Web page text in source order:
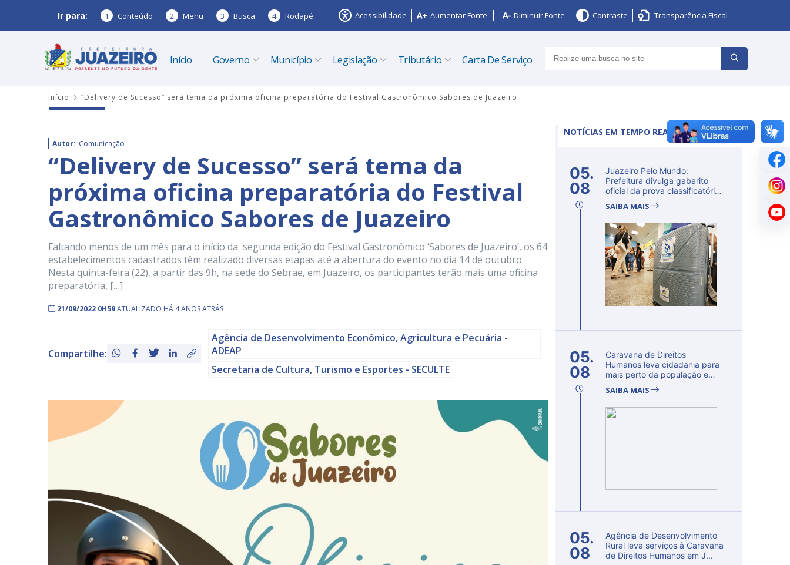
Ir para: 1 Conteúdo 2 Menu 3 Busca 4 Rodapé Acessibilidade Aumentar Fonte Diminuir Fonte Contraste Transparência Fiscal
Início Governo Município Legislação Tributário Carta De Serviço
Início “Delivery de Sucesso” será tema da próxima oficina preparatória do Festival Gastronômico Sabores de Juazeiro
Autor: Comunicação
“Delivery de Sucesso” será tema da
próxima oficina preparatória do Festival
Gastronômico Sabores de Juazeiro
Faltando menos de um mês para o início da segunda edição do Festival Gastronômico ‘Sabores de Juazeiro’, os 64
estabelecimentos cadastrados têm realizado diversas etapas até a abertura do evento no dia 14 de outubro.
Nesta quinta-feira (22), a partir das 9h, na sede do Sebrae, em Juazeiro, os participantes terão mais uma oficina
preparatória, […]
21/09/2022 0H59ATUALIZADO HÁ 4 ANOS ATRÁS
Compartilhe:
Agência de Desenvolvimento Econômico, Agricultura e Pecuária -
ADEAP
Secretaria de Cultura, Turismo e Esportes - SECULTE
NOTÍCIAS EM TEMPO REAL
05.
08
Juazeiro Pelo Mundo:
Prefeitura divulga gabarito
oficial da prova classificatória
SAIBA MAIS
05.
08
Caravana de Direitos
Humanos leva cidadania para
mais perto da população e
SAIBA MAIS
05.
08
Agência de Desenvolvimento
Rural leva serviços à Caravana
de Direitos Humanos em J...